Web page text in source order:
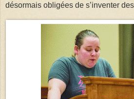
désormais obligées de s’inventer